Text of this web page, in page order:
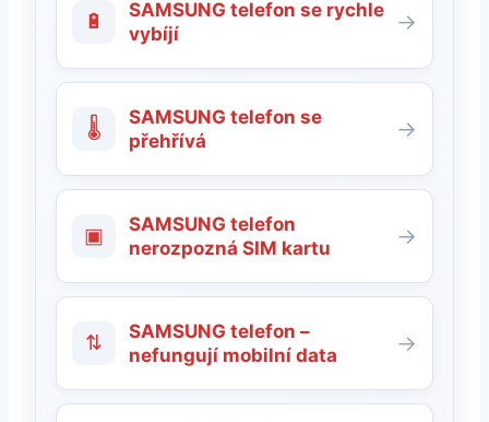
🔋
SAMSUNG telefon se rychle
vybíjí
→
🌡
SAMSUNG telefon se
přehřívá
→
▣
SAMSUNG telefon
nerozpozná SIM kartu
→
⇅
SAMSUNG telefon –
nefungují mobilní data
→